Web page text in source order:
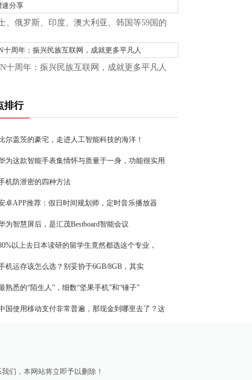
、俄罗斯、印度、澳大利亚、韩国等59国的
十周年：振兴民族互联网，成就更多平凡人
排行
比尔盖茨的豪宅，走进人工智能科技的海洋！
为这款智能手表集情怀与质量于一身，功能很实用
机防泄密的四种方法
卓APP推荐：假日时间规划师，定时音乐播放器
为智慧屏后，是汇茂Bestboard智能会议
以上去日本读研的留学生竟然都选这个专业，
机运存该怎么选？别妥协于6GB/8GB，其实
熟悉的“陌生人”，细数“坚果手机”和“锤子”
国使用移动支付非常普遍，那现金到哪里去了？这
们，本网站将立即予以删除！